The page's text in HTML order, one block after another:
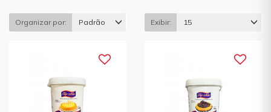
Organizar por: Padrão Exibir: 15